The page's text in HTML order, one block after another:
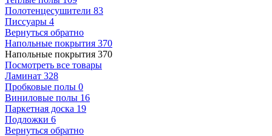
Полотенцесушители 83
Писсуары 4
Вернуться обратно
Напольные покрытия 370
Напольные покрытия 370
Посмотреть все товары
Ламинат 328
Пробковые полы 0
Виниловые полы 16
Паркетная доска 19
Подложки 6
Вернуться обратно